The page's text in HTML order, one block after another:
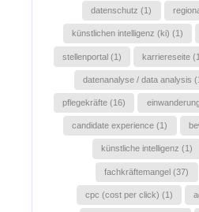
datenschutz (1)
künstlichen intelligenz (ki) (1)
stellenportal (1) karriereseite
datenanalyse / data analysis
pflegekräfte (16)
candidate experience (1)
künstliche intelligenz (1)
fachkräftemangel (37)
cpc (cost per click) (1)